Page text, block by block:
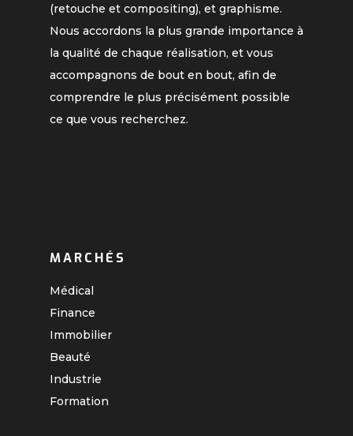
(retouche et compositing), et graphisme.
Nous accordons la plus grande importance à
la qualité de chaque réalisation, et vous
accompagnons de bout en bout, afin de
comprendre le plus précisément possible
ce que vous recherchez.
MARCHÉS
Médical
Finance
Immobilier
Beauté
Industrie
Formation